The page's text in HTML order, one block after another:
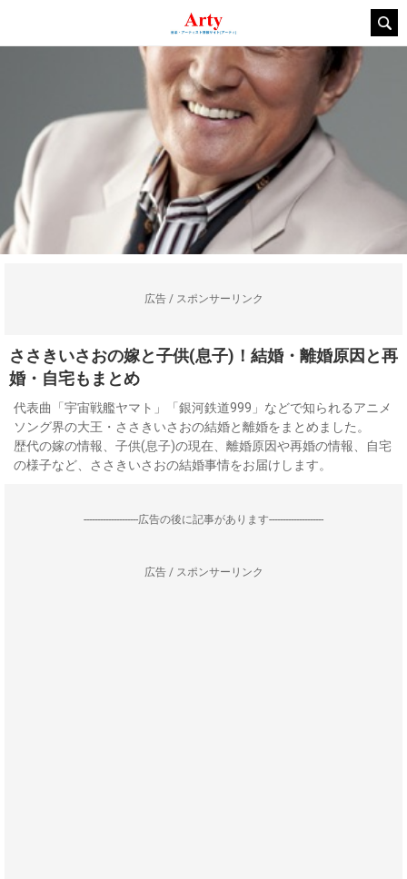
広告 / スポンサーリンク
ささきいさおの嫁と子供(息子)！結婚・離婚原因と再
婚・自宅もまとめ
代表曲「宇宙戦艦ヤマト」「銀河鉄道999」などで知られるアニメ
ソング界の大王・ささきいさおの結婚と離婚をまとめました。
歴代の嫁の情報、子供(息子)の現在、離婚原因や再婚の情報、自宅
の様子など、ささきいさおの結婚事情をお届けします。
--------------------広告の後に記事があります--------------------
広告 / スポンサーリンク